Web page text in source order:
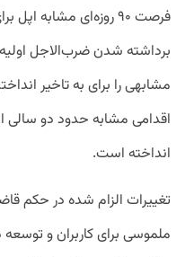
فرصت ۹۰ روزه‌ای مشابه
برداشته شدن ضرب‌الاجل
مشابهی را برای به تاخیر
اقدامی مشابه حدود دو سالی
انداخته است.
تغییرات الزام شده در حکم
ملموسی برای کاربران و